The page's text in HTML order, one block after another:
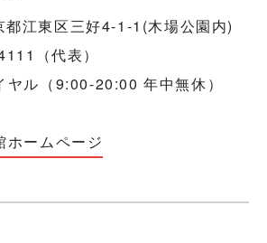
江東区三好4-1-1(木場公園内)
（代表）
ヤル（9:00-20:00 年中無休）
ホームページ